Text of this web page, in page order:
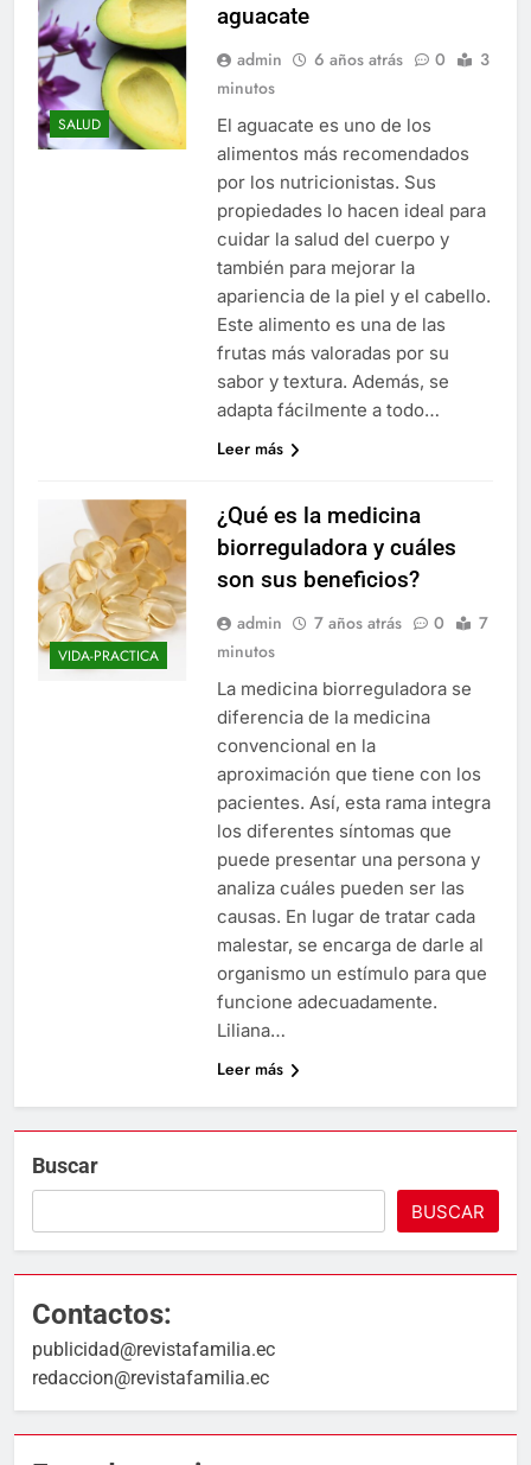
SALUD
aguacate
admin 6 años atrás 0
3
minutos
El aguacate es uno de los
alimentos más recomendados
por los nutricionistas. Sus
propiedades lo hacen ideal para
cuidar la salud del cuerpo y
también para mejorar la
apariencia de la piel y el cabello.
Este alimento es una de las
frutas más valoradas por su
sabor y textura. Además, se
adapta fácilmente a todo…
Leer más
VIDA-PRACTICA
¿Qué es la medicina
biorreguladora y cuáles
son sus beneficios?
admin 7 años atrás 0
7
minutos
La medicina biorreguladora se
diferencia de la medicina
convencional en la
aproximación que tiene con los
pacientes. Así, esta rama integra
los diferentes síntomas que
puede presentar una persona y
analiza cuáles pueden ser las
causas. En lugar de tratar cada
malestar, se encarga de darle al
organismo un estímulo para que
funcione adecuadamente.
Liliana…
Leer más
Buscar
BUSCAR
Contactos:
publicidad@revistafamilia.ec
redaccion@revistafamilia.ec